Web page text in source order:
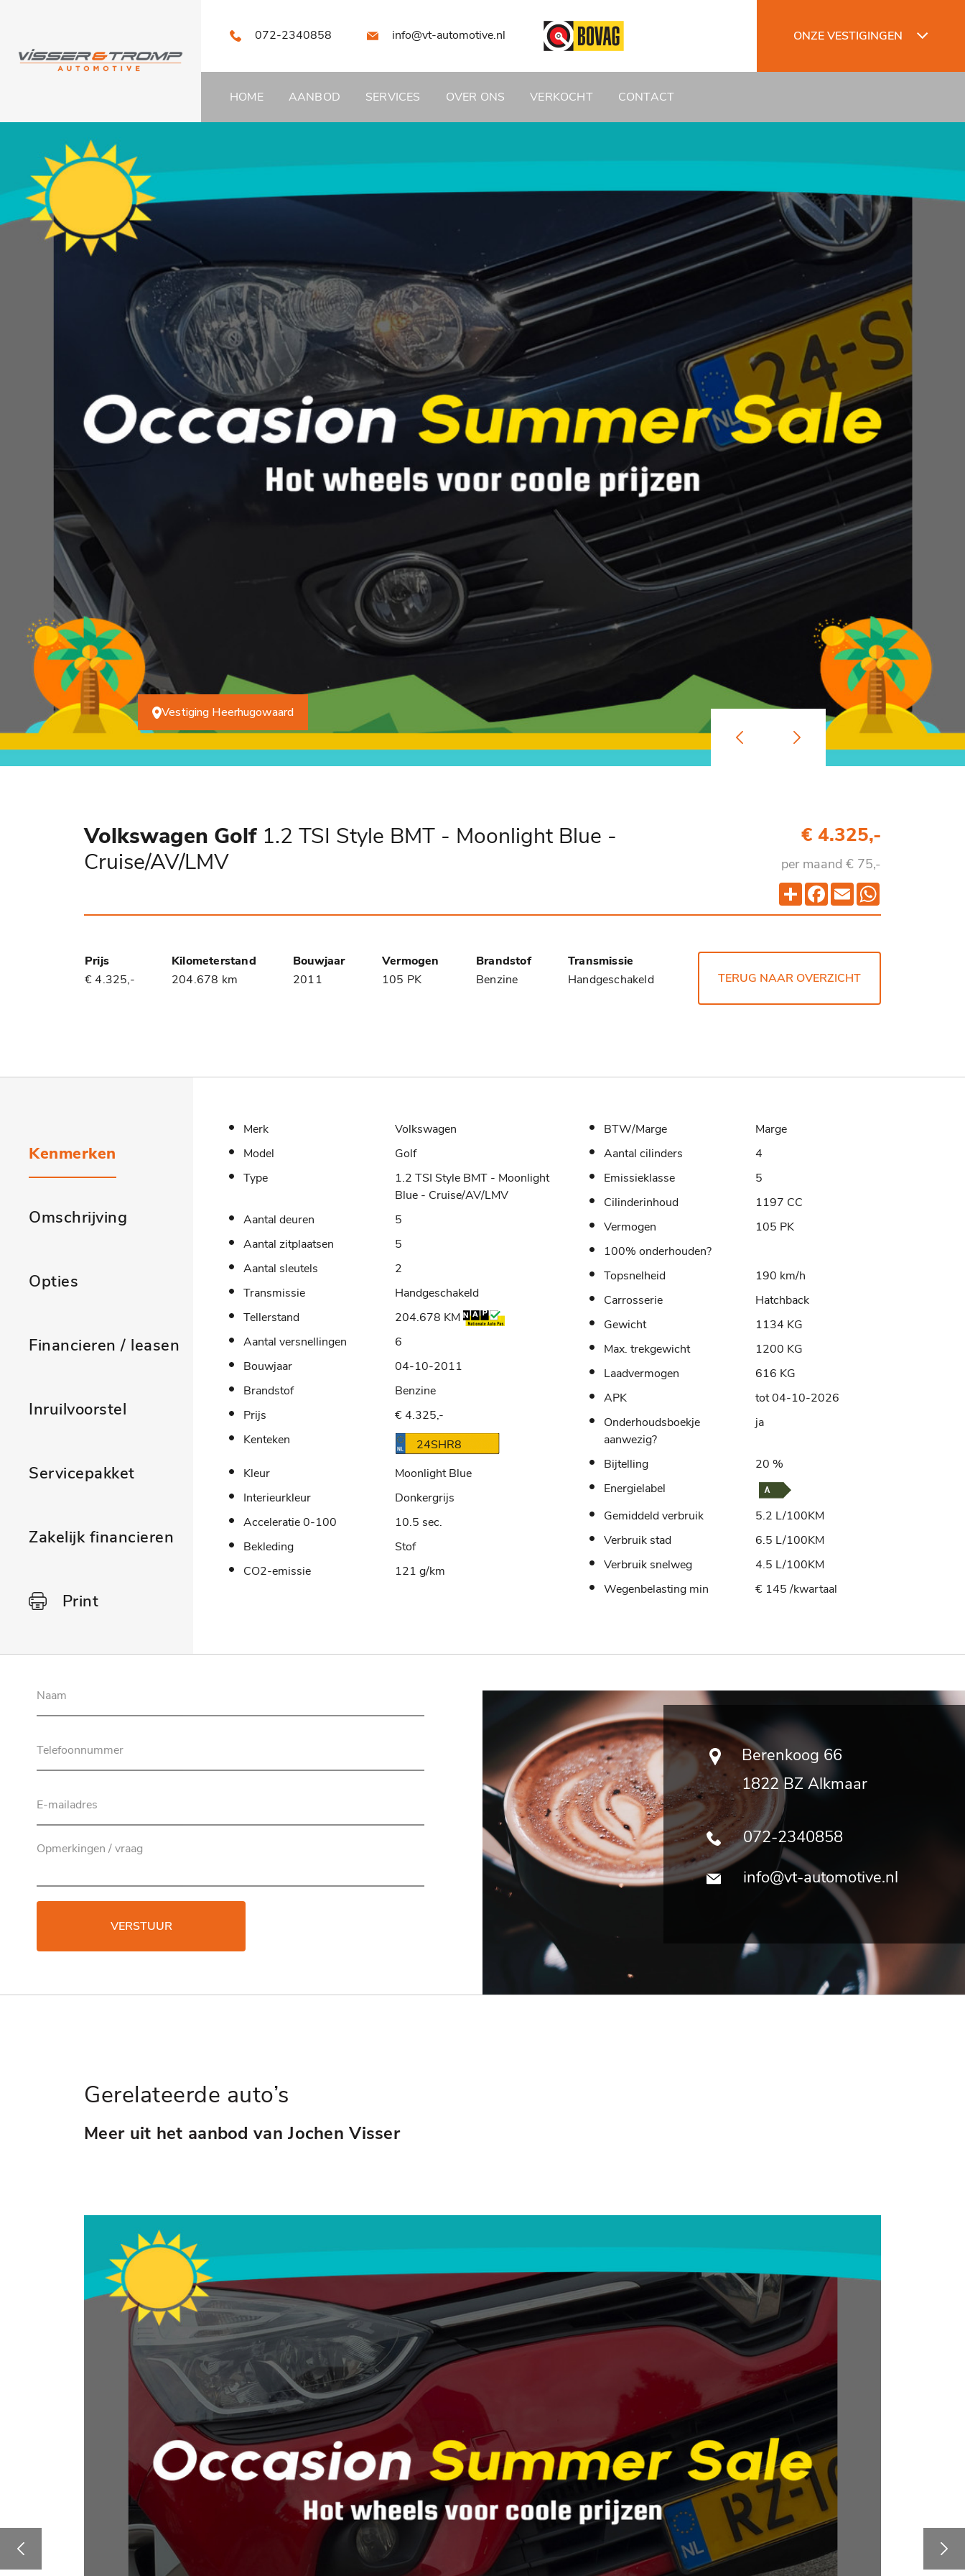
072-2340858 info@vt-automotive.nl ONZE VESTIGINGEN
HOME AANBOD SERVICES OVER ONS VERKOCHT CONTACT
Vestiging Heerhugowaard
Volkswagen Golf1.2 TSI Style BMT - Moonlight Blue -
Cruise/AV/LMV
€ 4.325,-
per maand € 75,-
Deel Facebook
Email
Prijs Kilometerstand Bouwjaar Vermogen Brandstof
Transmissie
€ 4.325,-
204.678 km 2011 105 PK Benzine Handgeschakeld TERUG NAAR OVERZICHT
Kenmerken
Omschrijving
Opties
Financieren / leasen
Inruilvoorstel
Servicepakket
Zakelijk financieren
Print
Merk
Volkswagen
Model
Golf
Type
1.2 TSI Style BMT - Moonlight
Blue - Cruise/AV/LMV
Aantal deuren
5
Aantal zitplaatsen
5
Aantal sleutels
2
Transmissie
Handgeschakeld
Tellerstand
204.678 KM
Aantal versnellingen
6
Bouwjaar
04-10-2011
Brandstof
Benzine
Prijs
€ 4.325,-
Kenteken
24SHR8
Kleur
Moonlight Blue
Interieurkleur
Donkergrijs
Acceleratie 0-100
10.5 sec.
Bekleding
Stof
CO2-emissie
121 g/km
BTW/Marge
Marge
Aantal cilinders
4
Emissieklasse
5
Cilinderinhoud
1197 CC
Vermogen
105 PK
100% onderhouden?
Topsnelheid
190 km/h
Carrosserie
Hatchback
Gewicht
1134 KG
Max. trekgewicht
1200 KG
Laadvermogen
616 KG
APK
tot 04-10-2026
Onderhoudsboekje
aanwezig?
ja
Bijtelling
20 %
Energielabel
Gemiddeld verbruik
5.2 L/100KM
Verbruik stad
6.5 L/100KM
Verbruik snelweg
4.5 L/100KM
Wegenbelasting min
€ 145 /kwartaal
VERSTUUR
Berenkoog 66
1822 BZ Alkmaar
072-2340858
info@vt-automotive.nl
Gerelateerde auto’s
Meer uit het aanbod van Jochen Visser